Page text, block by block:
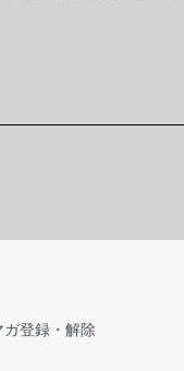
登録・解除